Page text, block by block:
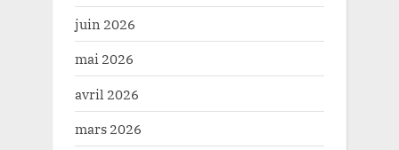
juin 2026
mai 2026
avril 2026
mars 2026